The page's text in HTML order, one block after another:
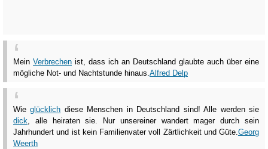
Mein Verbrechen ist, dass ich an Deutschland glaubte auch über eine
mögliche Not- und Nachtstunde hinaus. Alfred Delp
Wieglücklich diese Menschen in Deutschland sind! Alle werden sie
dick, alle heiraten sie. Nur unsereiner wandert mager durch sein
Jahrhundert und ist kein Familienvater voll Zärtlichkeit und Güte.Georg
Weerth